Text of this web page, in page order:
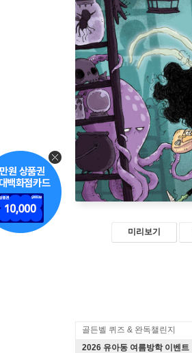
미리보기
골든벨 퀴즈 & 완독챌린지
2026 유아동 여름방학 이벤트